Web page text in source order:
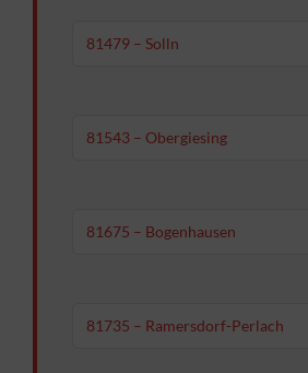
81479 – Solln
81543 – Obergiesing
81675 – Bogenhausen
81735 – Ramersdorf-Perlach